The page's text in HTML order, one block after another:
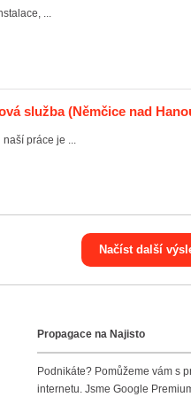
...
služba(Němčice nad
naší práce je ...
Načíst další
Agentura NajistoPropagace na Najisto
Podnikáte? Pomůžeme vám s
internetu. Jsme Google